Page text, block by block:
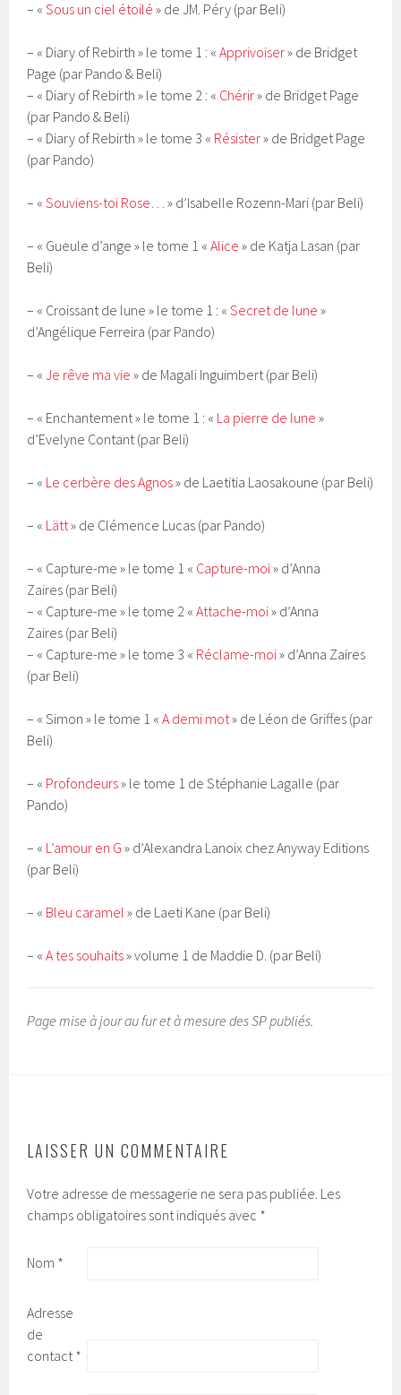
– «Sous un ciel étoilé » de JM. Péry (par Beli)
– « Diary of Rebirth » le tome 1 : «Apprivoiser» de Bridget
Page (par Pando & Beli)
– « Diary of Rebirth » le tome 2 : « Chérir» de Bridget Page
(par Pando & Beli)
– « Diary of Rebirth » le tome 3 « Résister» de Bridget Page
(par Pando)
– «Souviens-toi Rose… » d’Isabelle Rozenn-Mari (par Beli)
– « Gueule d’ange » le tome 1 «Alice » de Katja Lasan (par
Beli)
– « Croissant de lune » le tome 1 : «Secret de lune »
d’Angélique Ferreira (par Pando)
– «Je rêve ma vie » de Magali Inguimbert (par Beli)
– « Enchantement » le tome 1 : « La pierre de lune »
d’Evelyne Contant (par Beli)
– « Le cerbère des Agnos» de Laetitia Laosakoune (par Beli)
– « Lätt» de Clémence Lucas (par Pando)
– « Capture-me » le tome 1 « Capture-moi» d’Anna
Zaires (par Beli)
– « Capture-me » le tome 2 «Attache-moi» d’Anna
Zaires (par Beli)
– « Capture-me » le tome 3 « Réclame-moi» d’Anna Zaires
(par Beli)
– « Simon » le tome 1 «A demi mot» de Léon de Griffes (par
Beli)
– « Profondeurs» le tome 1 de Stéphanie Lagalle (par
Pando)
– « L’amour en G » d’Alexandra Lanoix chez Anyway Editions
(par Beli)
– « Bleu caramel » de Laeti Kane (par Beli)
– «A tes souhaits» volume 1 de Maddie D. (par Beli)
Page mise à jour au fur et à mesure des SP publiés.
LAISSER UN COMMENTAIRE
Votre adresse de messagerie ne sera pas publiée. Les
champs obligatoires sont indiqués avec *
Nom *
Adresse
de
contact *